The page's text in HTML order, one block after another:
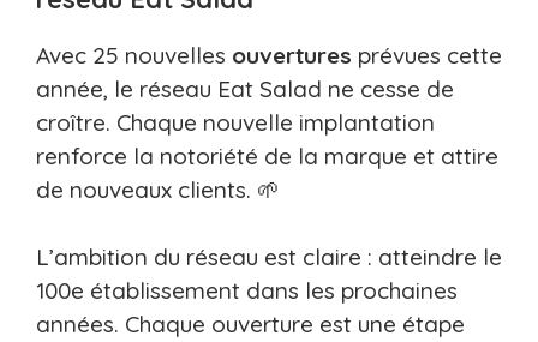
Avec 25 nouvelles ouvertures prévues cette
année, le réseau Eat Salad ne cesse de
croître. Chaque nouvelle implantation
renforce la notoriété de la marque et attire
de nouveaux clients. 🌱
L’ambition du réseau est claire : atteindre le
100e établissement dans les prochaines
années. Chaque ouverture est une étape